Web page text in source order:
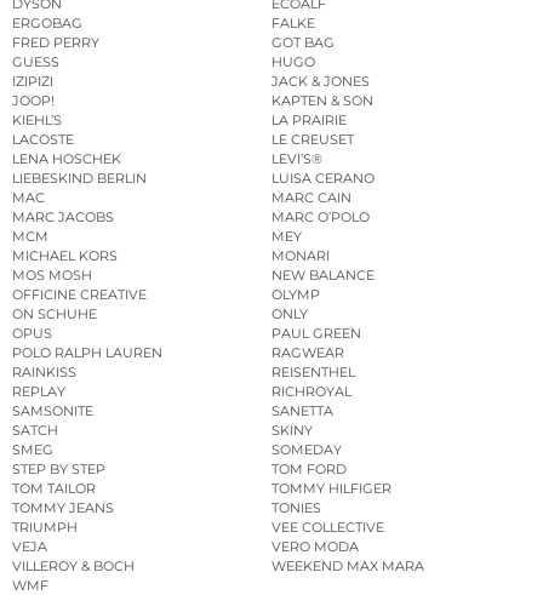
ERGOBAG
FALKE
FRED PERRY
GOT BAG
GUESS
HUGO
IZIPIZI
JACK & JONES
JOOP!
KAPTEN & SON
KIEHL’S
LA PRAIRIE
LACOSTE
LE CREUSET
LENA HOSCHEK
LEVI’S®
LIEBESKIND BERLIN
LUISA CERANO
MAC
MARC CAIN
MARC JACOBS
MARC O’POLO
MCM
MEY
MICHAEL KORS
MONARI
MOS MOSH
NEW BALANCE
OFFICINE CREATIVE
OLYMP
ON SCHUHE
ONLY
OPUS
PAUL GREEN
POLO RALPH LAUREN
RAGWEAR
RAINKISS
REISENTHEL
REPLAY
RICHROYAL
SAMSONITE
SANETTA
SATCH
SKINY
SMEG
SOMEDAY
STEP BY STEP
TOM FORD
TOM TAILOR
TOMMY HILFIGER
TOMMY JEANS
TONIES
TRIUMPH
VEE COLLECTIVE
VEJA
VERO MODA
VILLEROY & BOCH
WEEKEND MAX MARA
WMF